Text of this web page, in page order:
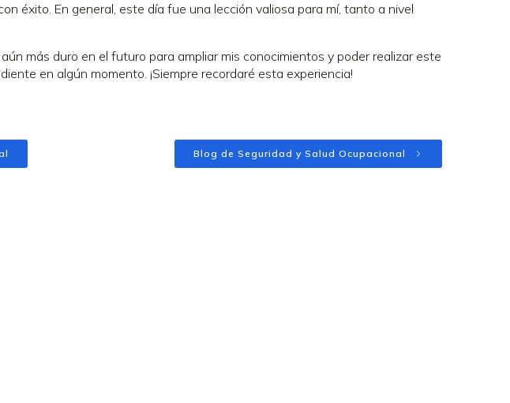
éxito. En general, este día fue una lección valiosa para mí, tanto a nivel
más duro en el futuro para ampliar mis conocimientos y poder realizar este
en algún momento. ¡Siempre recordaré esta experiencia!
Blog de Seguridad y Salud Ocupacional